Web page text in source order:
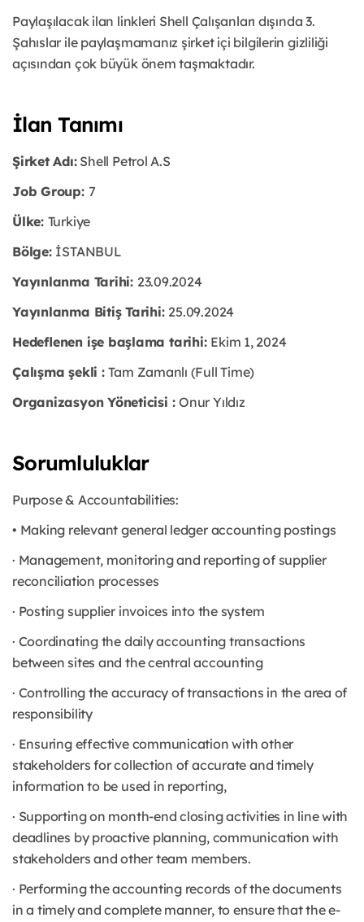
Paylaşılacak ilan linkleri Shell Çalışanları dışında 3.
Şahıslar ile paylaşmamanız şirket içi bilgilerin gizliliği
açısından çok büyük önem taşmaktadır.
İlan Tanımı
Şirket Adı:Shell Petrol A.S
Job Group: 7
Ülke: Turkiye
Bölge: İSTANBUL
Yayınlanma Tarihi: 23.09.2024
Yayınlanma Bitiş Tarihi: 25.09.2024
Hedeflenen işe başlama tarihi: Ekim 1, 2024
Çalışma şekli :Tam Zamanlı (Full Time)
Organizasyon Yöneticisi :Onur Yıldız
Sorumluluklar
Purpose & Accountabilities:
• Making relevant general ledger accounting postings
· Management, monitoring and reporting of supplier
reconciliation processes
· Posting supplier invoices into the system
· Coordinating the daily accounting transactions
between sites and the central accounting
· Controlling the accuracy of transactions in the area of
responsibility
· Ensuring effective communication with other
stakeholders for collection of accurate and timely
information to be used in reporting,
· Supporting on month-end closing activities in line with
deadlines by proactive planning, communication with
stakeholders and other team members.
· Performing the accounting records of the documents
in a timely and complete manner, to ensure that the e-